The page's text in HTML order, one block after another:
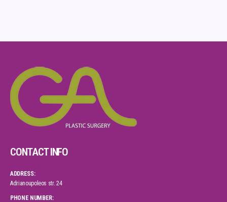
CONTACT INFO
ADDRESS:
Adrianoupoleos str. 24
PHONE NUMBER: